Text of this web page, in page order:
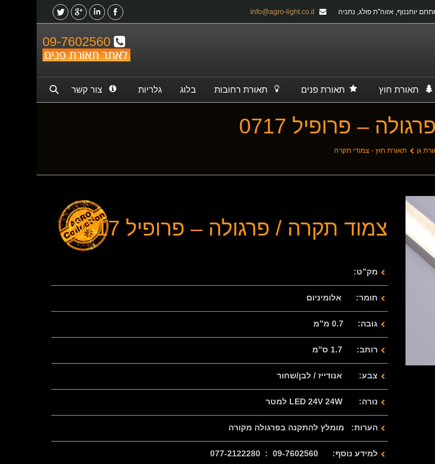
תאורת חוץ תאורת פנים תאורת רחובות בלוג גלריות צור קשר
– פרופיל 0717
גן תאורת חוץ - צמודי תקרה
צמוד תקרה / פרגולה – פרופיל 0717
מק”ט:
חומר: אלומיניום
גובה: 0.7 מ”מ
רוחב: 1.7 ס”מ
צבע: אנודייז / לבן/שחור
נורה: LED 24V 24W למטר
הערות: מומלץ להתקנה בפרגולה מקורה
למידע נוסף: 09-7602560 : 077-2122280